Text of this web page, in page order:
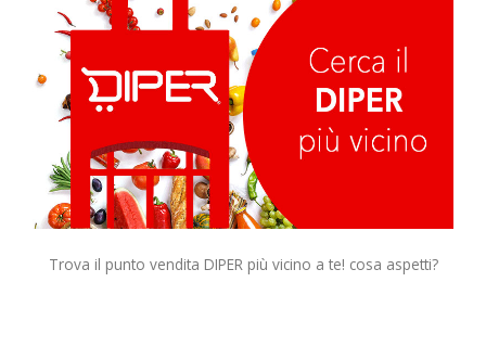
Trova il punto vendita DIPER più vicino a te! cosa aspetti?